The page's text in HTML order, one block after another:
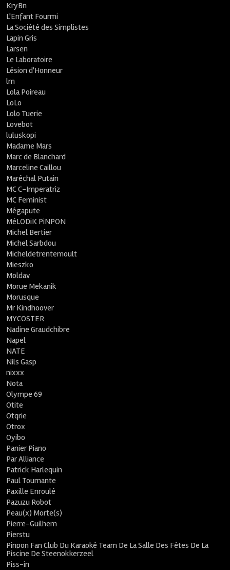
KryBn
L'Enfant Fourmi
La Société des Simplistes
Lapin Gris
Larsen
Le Laboratoire
Lésion d'Honneur
lm
Lola Poireau
LoLo
Lolo Tuerie
Lovebot
luluskopi
Madame Mars
Marc de Blanchard
Marceline Caillou
Maréchal Putain
MC C-Imperatriz
MC Feminist
Mégapute
MéLODiK PiNPON
Michel Bertier
Michel Sarbdou
Micheldetrentemoult
Mieszko
Moldav
Morue Mekanik
Morusque
Mr Kindhoover
MYCOSTER
Nadine Graudchibre
Napel
NATE
Nils Gasp
nixxx
Nota
Olympe 69
Otite
Otqrie
Otrox
Oyibo
Panier Piano
Par Alliance
Patrick Harlequin
Paul Tournante
Paxille Enroulé
Pazuzu Robot
Peau(x) Morte(s)
Pierre-Guilhem
Pierstu
Pinpon Fan Club Du Karaoké Team De La Salle Des Fêtes De La
Piscine De Steenokkerzeel
Piss-in